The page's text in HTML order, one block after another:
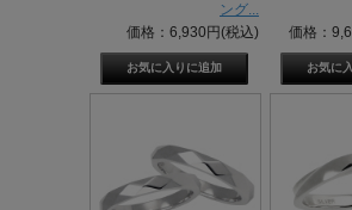
ング...
価格：6,930円(税込)
価格：